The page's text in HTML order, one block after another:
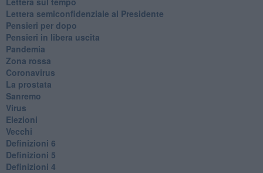
Lettera semiconfidenziale al Presidente
Pensieri per dopo
​Pensieri in libera uscita
Pandemia
Zona rossa
Coronavirus
La prostata
Sanremo
Virus
Elezioni
Vecchi
Definizioni 6
Definizioni 5
Definizioni 4